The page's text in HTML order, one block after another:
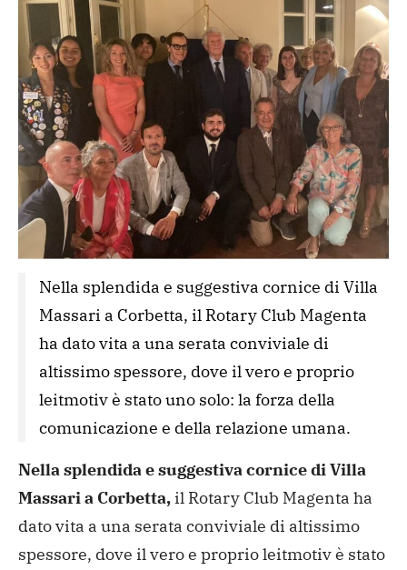
Nella splendida e suggestiva cornice di Villa
Massari a Corbetta, il Rotary Club Magenta
ha dato vita a una serata conviviale di
altissimo spessore, dove il vero e proprio
leitmotiv è stato uno solo: la forza della
comunicazione e della relazione umana.
Nella splendida e suggestiva cornice di Villa
Massari a Corbetta, il Rotary Club Magenta ha
dato vita a una serata conviviale di altissimo
spessore, dove il vero e proprio leitmotiv è stato